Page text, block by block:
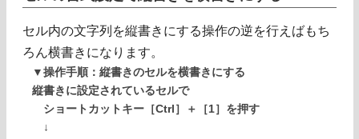
セル内の文字列を縦書きにする操作の逆を行えばもち
ろん横書きになります。
▼操作手順：縦書きのセルを横書きにする
縦書きに設定されているセルで
ショートカットキー［Ctrl］＋［1］を押す
↓